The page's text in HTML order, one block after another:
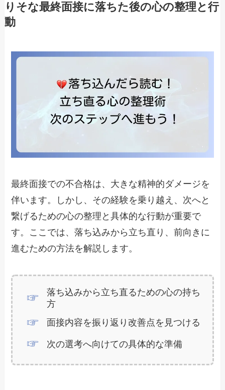
りそな最終面接に落ちた後の心の整理と行
動
最終面接での不合格は、大きな精神的ダメージを
伴います。しかし、その経験を乗り越え、次へと
繋げるための心の整理と具体的な行動が重要で
す。ここでは、落ち込みから立ち直り、前向きに
進むための方法を解説します。
落ち込みから立ち直るための心の持ち
方
面接内容を振り返り改善点を見つける
次の選考へ向けての具体的な準備